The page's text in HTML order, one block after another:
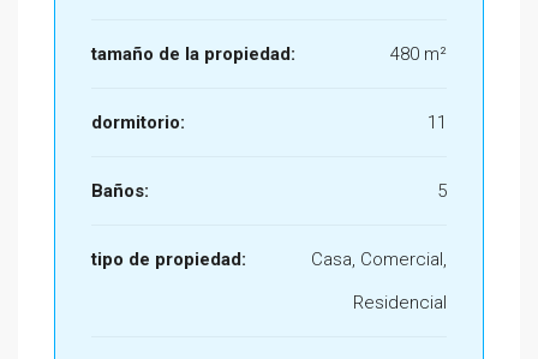
tamaño de la propiedad: 480 m²
dormitorio: 11
Baños: 5
tipo de propiedad:
Casa, Comercial,
Residencial